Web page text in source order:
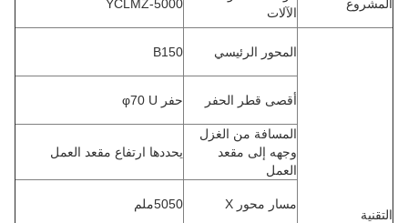
المشروع
الآلات
YCLMZ-5000
التقنية
المحور الرئيسي B150
أقصى قطر الحفر حفر φ70 U
المسافة من الغزل
وجهه إلى مقعد
العمل
يحددها ارتفاع مقعد العمل
مسار محور X 5050ملم